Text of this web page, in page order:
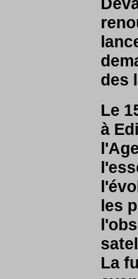
des
Le
à
les
La